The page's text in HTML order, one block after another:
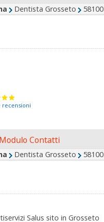
Dentista Grosseto 58100
recensioni
Modulo Contatti
Dentista Grosseto 58100
Salus sito in Grosseto